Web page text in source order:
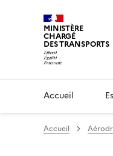
MINISTÈRE
CHARGÉ
DES TRANSPORTS
Accueil
Accueil